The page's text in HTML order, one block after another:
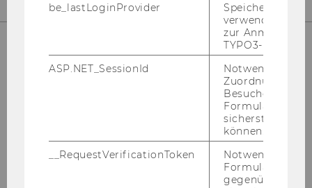
Gebäude LC - Bibliothekszentrum - Ebene
be_lastLoginProvider
Speichert die
verwendete
zur Anmeldung
TYPO3-Backend.
ASP.NET_SessionId
Notwendig, um
Zuordnung von
Besucher zu
sicherstellen zu
können.
__RequestVerificationToken
Notwendig, um
gegenüber